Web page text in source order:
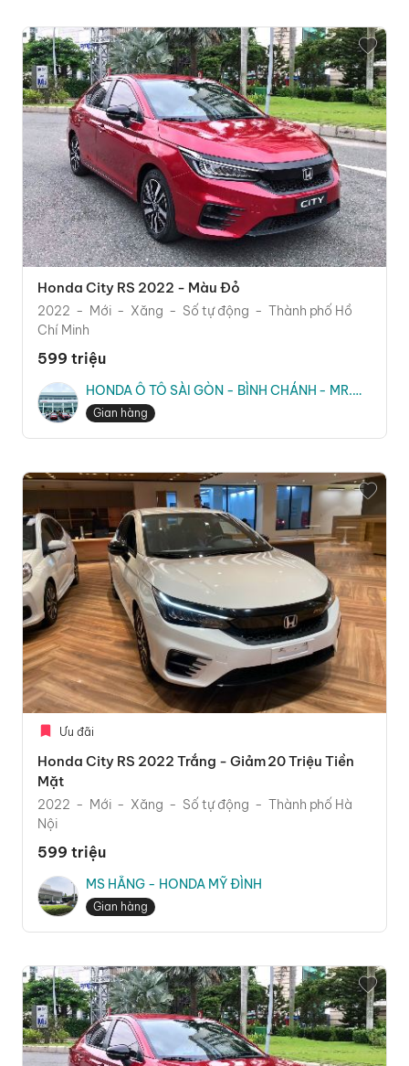
Honda City RS 2022 - Màu Đỏ
2022 Mới Xăng Số tự động
Thành phố Hồ
Chí Minh
599 triệu
HONDA Ô TÔ SÀI GÒN - BÌNH CHÁNH - MR.
CƯỜNG
Gian hàng
Ưu đãi
Honda City RS 2022 Trắng - Giảm 20 Triệu Tiền
Mặt
2022 Mới Xăng Số tự động
Thành phố Hà
Nội
599 triệu
MS HẰNG - HONDA MỸ ĐÌNH
Gian hàng